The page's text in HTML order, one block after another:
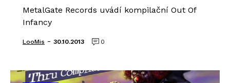
MetalGate Records uvádí kompilační Out Of
Infancy
LooMis - 30.10.2013 0